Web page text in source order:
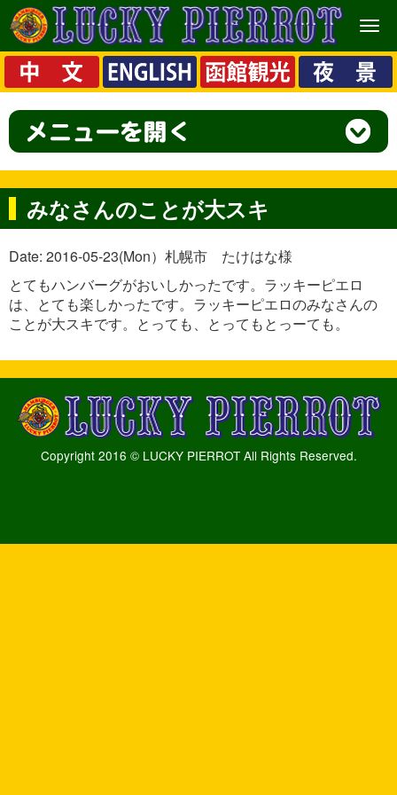
メ
ニ
ュ
ー
みなさんのことが大スキ
Date: 2016-05-23(Mon）札幌市 たけはな様
とてもハンバーグがおいしかったです。ラッキーピエロ
は、とても楽しかったです。ラッキーピエロのみなさんの
ことが大スキです。とっても、とってもとっーても。
Copyright 2016 © LUCKY PIERROT All Rights Reserved.